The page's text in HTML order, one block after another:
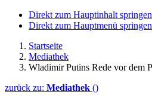
Direkt zum Hauptinhalt springen
Direkt zum Hauptmenü springen
Startseite
Mediathek
Wladimir Putins Rede vor dem
zurück zu: Mediathek ()